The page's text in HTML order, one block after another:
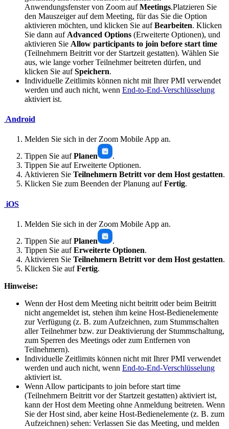
Anwendungsfenster von Zoom aufMeetings.Platzieren Sie
den Mauszeiger auf dem Meeting, für das Sie die Option
aktivieren möchten, und klicken Sie aufBearbeiten. Klicken
Sie dann auf Advanced Options (Erweiterte Optionen), und
aktivieren Sie Allow participants to join before start time
(Teilnehmern Beitritt vor der Startzeit gestatten). Wählen Sie
aus, wie lange vorher Teilnehmer beitreten dürfen, und
klicken Sie aufSpeichern.
Individuelle Zeitlimits können nicht mit Ihrer PMI verwendet
werden und auch nicht, wenn End-to-End-Verschlüsselung
aktiviert ist.
Android
Melden Sie sich in der Zoom Mobile App an.
Tippen Sie aufPlanen
.
Tippen Sie auf Erweiterte Optionen.
Aktivieren Sie Teilnehmern Betritt vor dem Host gestatten.
Klicken Sie zum Beenden der Planung aufFertig.
iOS
Melden Sie sich in der Zoom Mobile App an.
Tippen Sie aufPlanen
.
Tippen Sie aufErweiterte Optionen.
Aktivieren Sie Teilnehmern Betritt vor dem Host gestatten.
Klicken Sie aufFertig.
Hinweise:
Wenn der Host dem Meeting nicht beitritt oder beim Beitritt
nicht angemeldet ist, stehen ihm keine Host-Bedienelemente
zur Verfügung (z. B. zum Aufzeichnen, zum Stummschalten
aller Teilnehmer bzw. zur Deaktivierung der Stummschaltung,
zum Sperren des Meetings oder zum Entfernen von
Teilnehmern).
Individuelle Zeitlimits können nicht mit Ihrer PMI verwendet
werden und auch nicht, wenn End-to-End-Verschlüsselung
aktiviert ist.
Wenn Allow participants to join before start time
(Teilnehmern Beitritt vor der Startzeit gestatten) aktiviert ist,
kann der Host dem Meeting ohne Anmeldung beitreten. Wenn
Sie der Host sind, aber keine Host-Bedienelemente (z. B. zum
Aufzeichnen) sehen: Verlassen Sie das Meeting, und melden